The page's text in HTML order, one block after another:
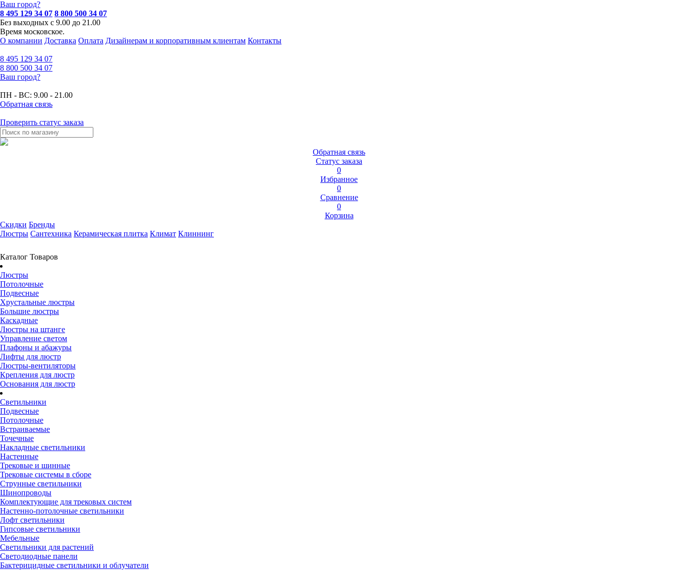
Ваш город?
8 495 129 34 07 8 800 500 34 07
Без выходных с 9.00 до 21.00
Время московское.
О компании Доставка Оплата Дизайнерам и корпоративным клиентам Контакты
8 495 129 34 07
8 800 500 34 07
Ваш город?
ПН - ВС: 9.00 - 21.00
Обратная связь
Проверить статус заказа
Обратная связь
Статус заказа
0
Избранное
0
Сравнение
0
Корзина
Скидки Бренды
Люстры Сантехника Керамическая плитка Климат Клиннинг
Каталог Товаров
Люстры
Потолочные
Подвесные
Хрустальные люстры
Большие люстры
Каскадные
Люстры на штанге
Управление светом
Плафоны и абажуры
Лифты для люстр
Люстры-вентиляторы
Крепления для люстр
Основания для люстр
Светильники
Подвесные
Потолочные
Встраиваемые
Точечные
Накладные светильники
Настенные
Трековые и шинные
Трековые системы в сборе
Струнные светильники
Шинопроводы
Комплектующие для трековых систем
Настенно-потолочные светильники
Лофт светильники
Гипсовые светильники
Мебельные
Светильники для растений
Светодиодные панели
Бактерицидные светильники и облучатели